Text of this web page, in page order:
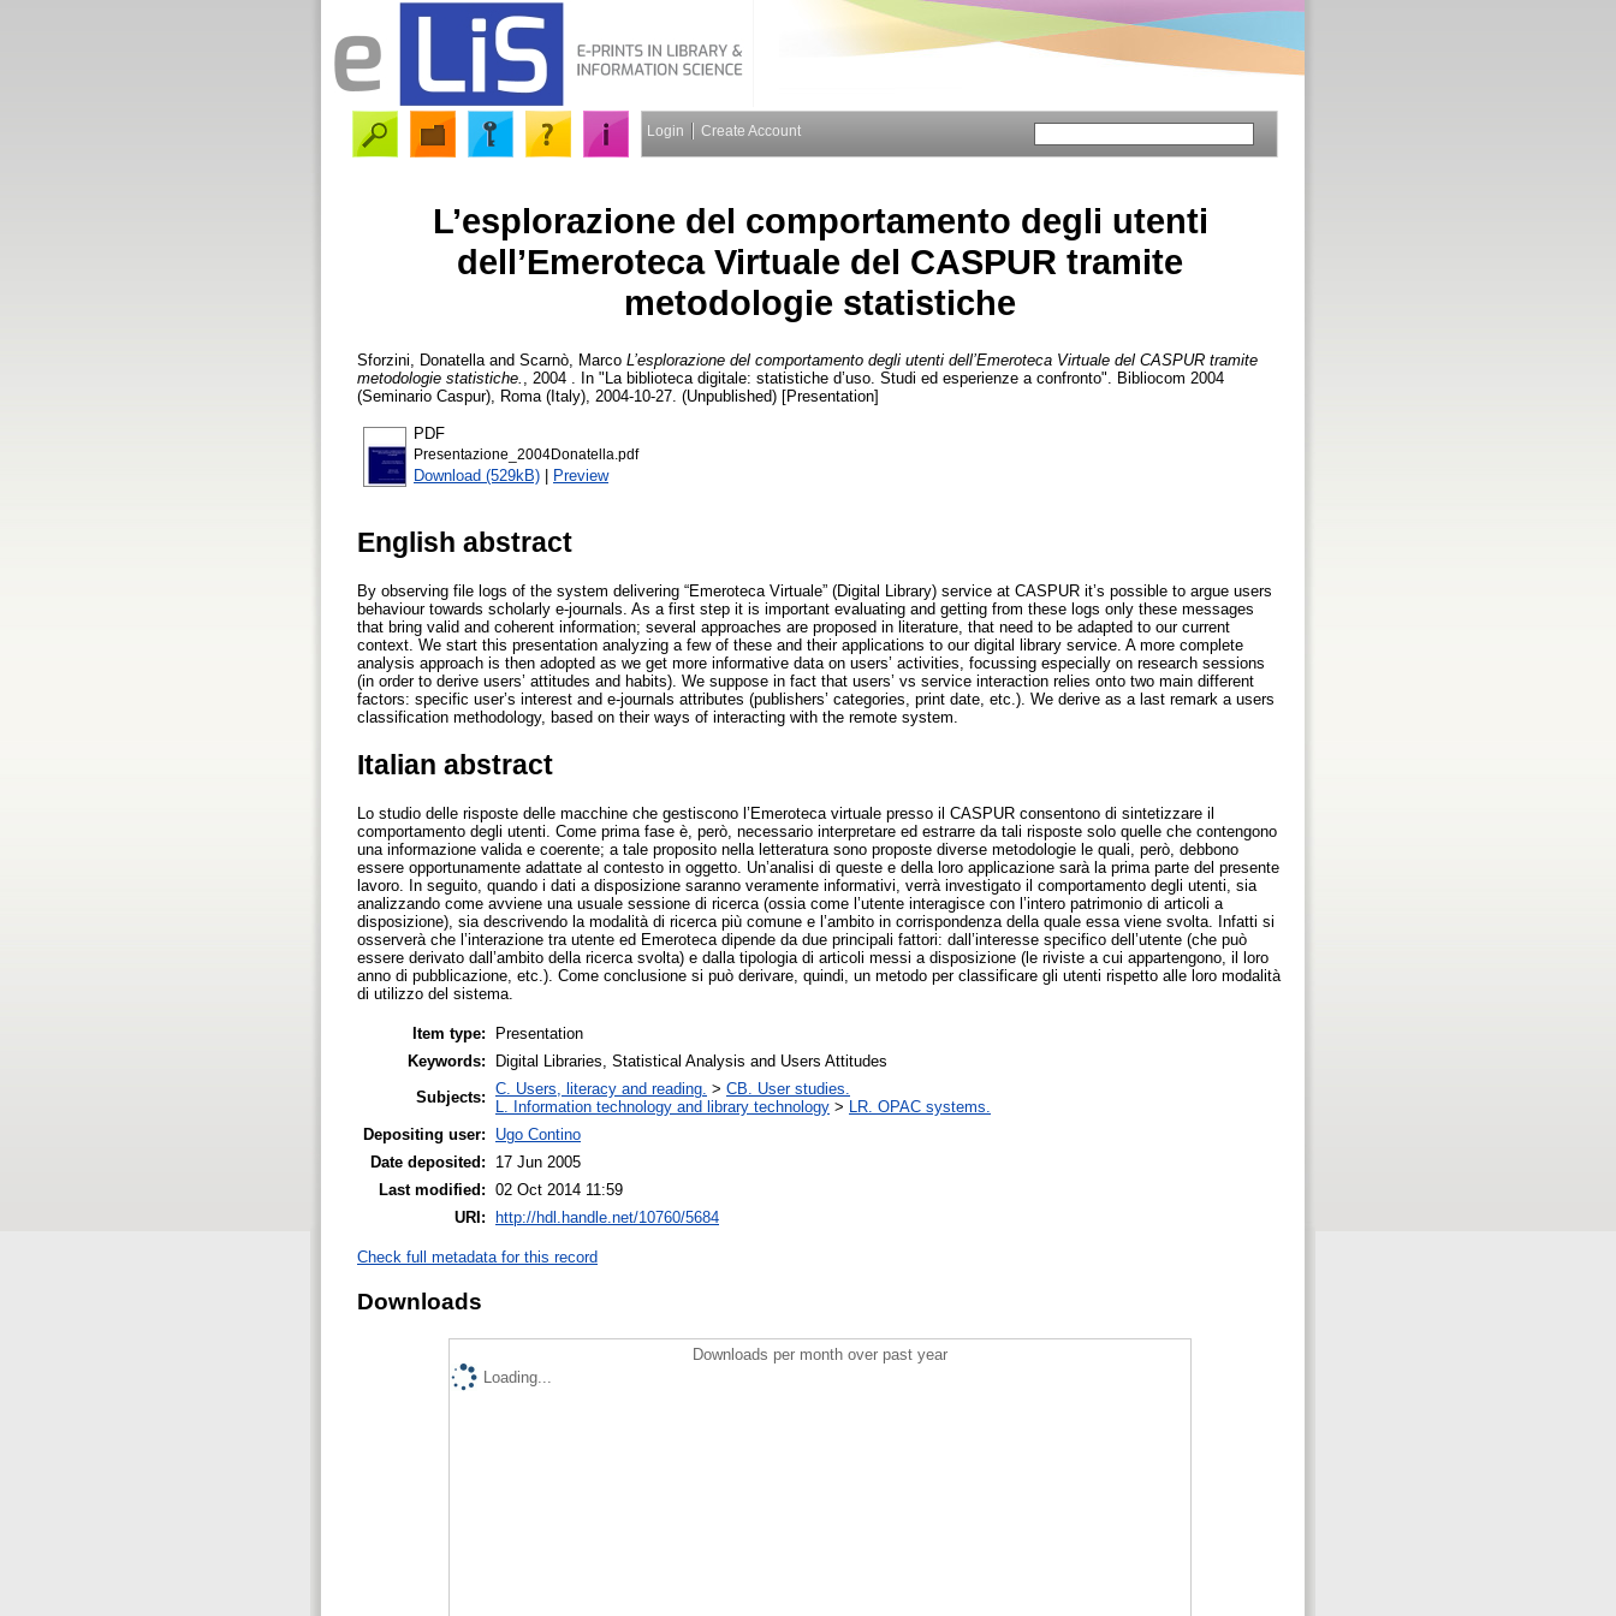
Login Create Account
L’esplorazione del comportamento degli utenti
dell’Emeroteca Virtuale del CASPUR tramite
metodologie statistiche
Sforzini, Donatella and Scarnò, Marco L’esplorazione del comportamento degli utenti dell’Emeroteca Virtuale del CASPUR tramite
metodologie statistiche.
, 2004 . In "La biblioteca digitale: statistiche d’uso. Studi ed esperienze a confronto". Bibliocom 2004
(Seminario Caspur), Roma (Italy), 2004-10-27. (Unpublished) [Presentation]
PDF
Presentazione_2004Donatella.pdf
Download (529kB) | Preview
English abstract
By observing file logs of the system delivering “Emeroteca Virtuale” (Digital Library) service at CASPUR it’s possible to argue users
behaviour towards scholarly e-journals. As a first step it is important evaluating and getting from these logs only these messages
that bring valid and coherent information; several approaches are proposed in literature, that need to be adapted to our current
context. We start this presentation analyzing a few of these and their applications to our digital library service. A more complete
analysis approach is then adopted as we get more informative data on users’ activities, focussing especially on research sessions
(in order to derive users’ attitudes and habits). We suppose in fact that users’ vs service interaction relies onto two main different
factors: specific user’s interest and e-journals attributes (publishers’ categories, print date, etc.). We derive as a last remark a users
classification methodology, based on their ways of interacting with the remote system.
Italian abstract
Lo studio delle risposte delle macchine che gestiscono l’Emeroteca virtuale presso il CASPUR consentono di sintetizzare il
comportamento degli utenti. Come prima fase è, però, necessario interpretare ed estrarre da tali risposte solo quelle che contengono
una informazione valida e coerente; a tale proposito nella letteratura sono proposte diverse metodologie le quali, però, debbono
essere opportunamente adattate al contesto in oggetto. Un’analisi di queste e della loro applicazione sarà la prima parte del presente
lavoro. In seguito, quando i dati a disposizione saranno veramente informativi, verrà investigato il comportamento degli utenti, sia
analizzando come avviene una usuale sessione di ricerca (ossia come l’utente interagisce con l’intero patrimonio di articoli a
disposizione), sia descrivendo la modalità di ricerca più comune e l’ambito in corrispondenza della quale essa viene svolta. Infatti si
osserverà che l’interazione tra utente ed Emeroteca dipende da due principali fattori: dall’interesse specifico dell’utente (che può
essere derivato dall’ambito della ricerca svolta) e dalla tipologia di articoli messi a disposizione (le riviste a cui appartengono, il loro
anno di pubblicazione, etc.). Come conclusione si può derivare, quindi, un metodo per classificare gli utenti rispetto alle loro modalità
di utilizzo del sistema.
Item type:
Presentation
Keywords:
Digital Libraries, Statistical Analysis and Users Attitudes
Subjects: C. Users, literacy and reading. > CB. User studies.
L. Information technology and library technology >
LR. OPAC systems.
Depositing user:
Ugo Contino
Date deposited:
17 Jun 2005
Last modified: 02 Oct 2014 11:59
URI:
http://hdl.handle.net/10760/5684
Check full metadata for this record
Downloads
Downloads per month over past year
Loading...